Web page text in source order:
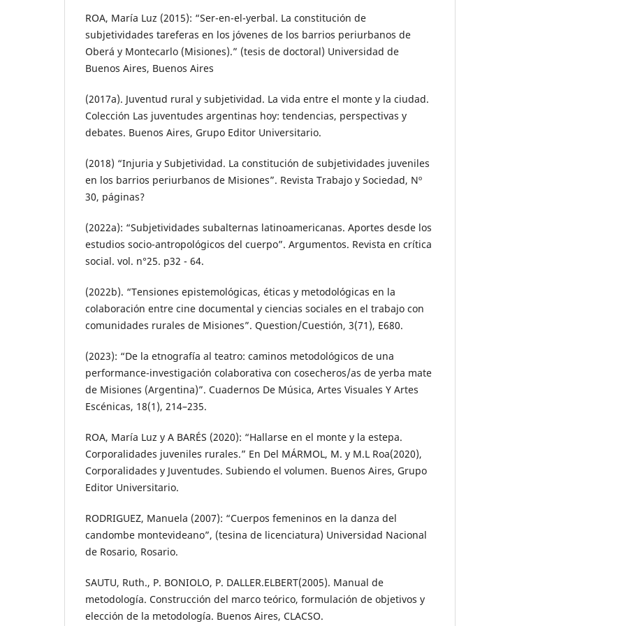
ROA, María Luz (2015): “Ser-en-el-yerbal. La constitución de
subjetividades tareferas en los jóvenes de los barrios periurbanos de
Oberá y Montecarlo (Misiones).” (tesis de doctoral) Universidad de
Buenos Aires, Buenos Aires
(2017a). Juventud rural y subjetividad. La vida entre el monte y la ciudad.
Colección Las juventudes argentinas hoy: tendencias, perspectivas y
debates. Buenos Aires, Grupo Editor Universitario.
(2018) “Injuria y Subjetividad. La constitución de subjetividades juveniles
en los barrios periurbanos de Misiones”. Revista Trabajo y Sociedad, Nº
30, páginas?
(2022a): “Subjetividades subalternas latinoamericanas. Aportes desde los
estudios socio-antropológicos del cuerpo”. Argumentos. Revista en crítica
social. vol. n°25. p32 - 64.
(2022b). “Tensiones epistemológicas, éticas y metodológicas en la
colaboración entre cine documental y ciencias sociales en el trabajo con
comunidades rurales de Misiones”. Question/Cuestión, 3(71), E680.
(2023): “De la etnografía al teatro: caminos metodológicos de una
performance-investigación colaborativa con cosecheros/as de yerba mate
de Misiones (Argentina)”. Cuadernos De Música, Artes Visuales Y Artes
Escénicas, 18(1), 214–235.
ROA, María Luz y A BARÉS (2020): “Hallarse en el monte y la estepa.
Corporalidades juveniles rurales.” En Del MÁRMOL, M. y M.L Roa(2020),
Corporalidades y Juventudes. Subiendo el volumen. Buenos Aires, Grupo
Editor Universitario.
RODRIGUEZ, Manuela (2007): “Cuerpos femeninos en la danza del
candombe montevideano”, (tesina de licenciatura) Universidad Nacional
de Rosario, Rosario.
SAUTU, Ruth., P. BONIOLO, P. DALLER.ELBERT(2005). Manual de
metodología. Construcción del marco teórico, formulación de objetivos y
elección de la metodología. Buenos Aires, CLACSO.